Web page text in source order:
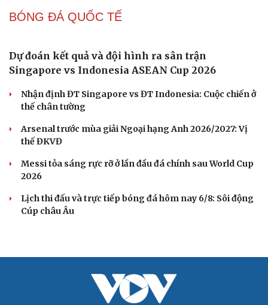
Toàn cảnh: Họp báo sau trận đấu Việt Nam 3-1
Campuchia vòng bảng ASEAN Cup 2026
Giá vé ĐT Việt Nam bán kết ASEAN Cup 2026 có mệnh
giá bao nhiêu?
Đình Bắc và Xuân Son tỏa sáng, Việt Nam tiến vào bán
kết ASEAN Cup 2026
Kết quả ASEAN Cup 2026 hôm nay 7/8: Singapore và
Việt Nam vào bán kết
BÓNG ĐÁ QUỐC TẾ